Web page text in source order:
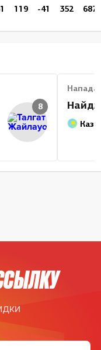
119 -41 352 687
8